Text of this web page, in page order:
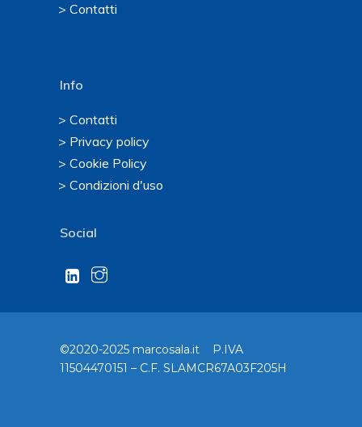
> Contatti
Info
> Contatti
> Privacy policy
> Cookie Policy
> Condizioni d'uso
Social
©2020-2025 marcosala.it P.IVA
11504470151 – C.F. SLAMCR67A03F205H